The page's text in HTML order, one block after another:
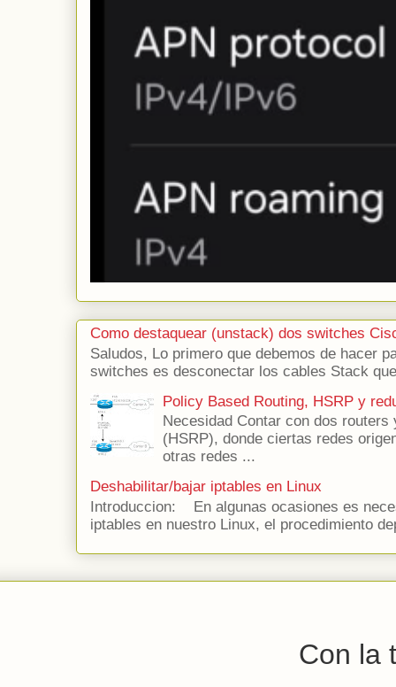
Como destaquear (unstack) dos switches
Saludos, Lo primero que debemos de hacer
switches es desconectar los cables Stack
Policy Based Routing, HSRP y
Necesidad Contar con dos
(HSRP), donde ciertas redes
otras redes ...
Deshabilitar/bajar iptables en Linux
Introduccion: En algunas ocasiones es
iptables en nuestro Linux, el procedimiento
Con la